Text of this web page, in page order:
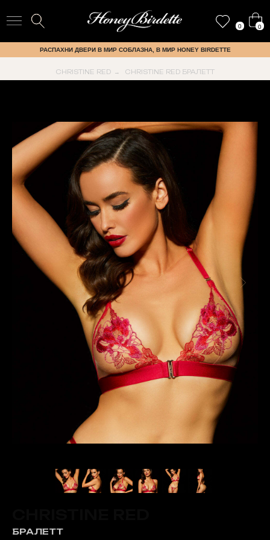
0 0
РАСПАХНИ ДВЕРИ В МИР СОБЛАЗНА, В МИР HONEY BIRDETTE
CHRISTINE RED → CHRISTINE RED БРАЛЕТТ
БРАЛЕТТ